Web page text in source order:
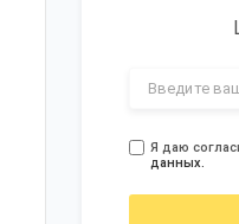
Я даю
данных.